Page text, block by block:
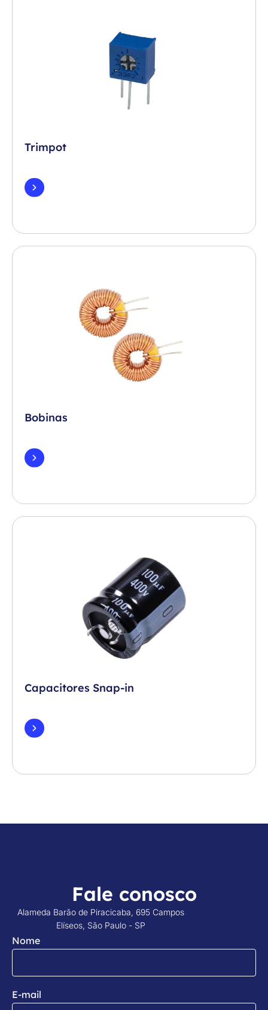
Trimpot
Bobinas
Capacitores Snap-in
Fale conosco
Alameda Barão de Piracicaba, 695 Campos
Elíseos, São Paulo - SP
Nome
E-mail